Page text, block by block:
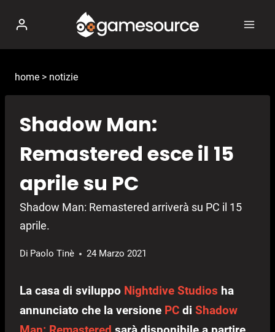
contenuto
home > notizie
Shadow Man:
Remastered esce il 15
aprile su PC
Shadow Man: Remastered arriverà su PC il 15
aprile.
Di Paolo Tinè 24 Marzo 2021
La casa di sviluppo Nightdive Studios ha
annunciato che la versione PC di Shadow